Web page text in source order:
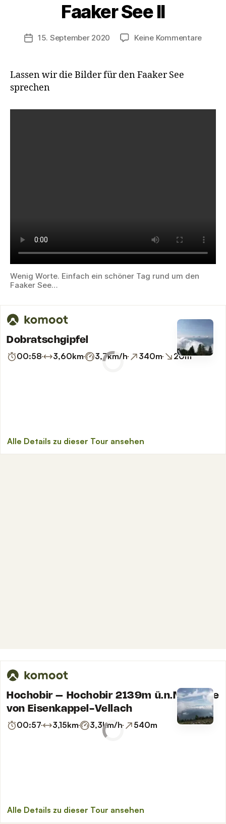
Faaker See II
Beitragsautor
K
a
t
w
e
Veröffentlichungsdatum
15. September 2020 Keine Kommentarezu
Lassen wir die Bilder für den Faaker See
sprechen
Wenig Worte. Einfach ein schöner Tag rund um den
Faaker See…